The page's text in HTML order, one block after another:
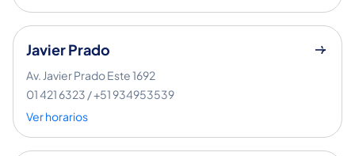
Javier Prado
Av. Javier Prado Este 1692
01 421 6323 / +51 934953539
Ver horarios